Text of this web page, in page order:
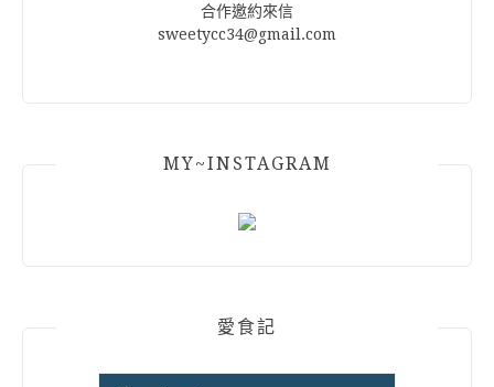
合作邀約來信
sweetycc34@gmail.com
MY~INSTAGRAM
愛食記